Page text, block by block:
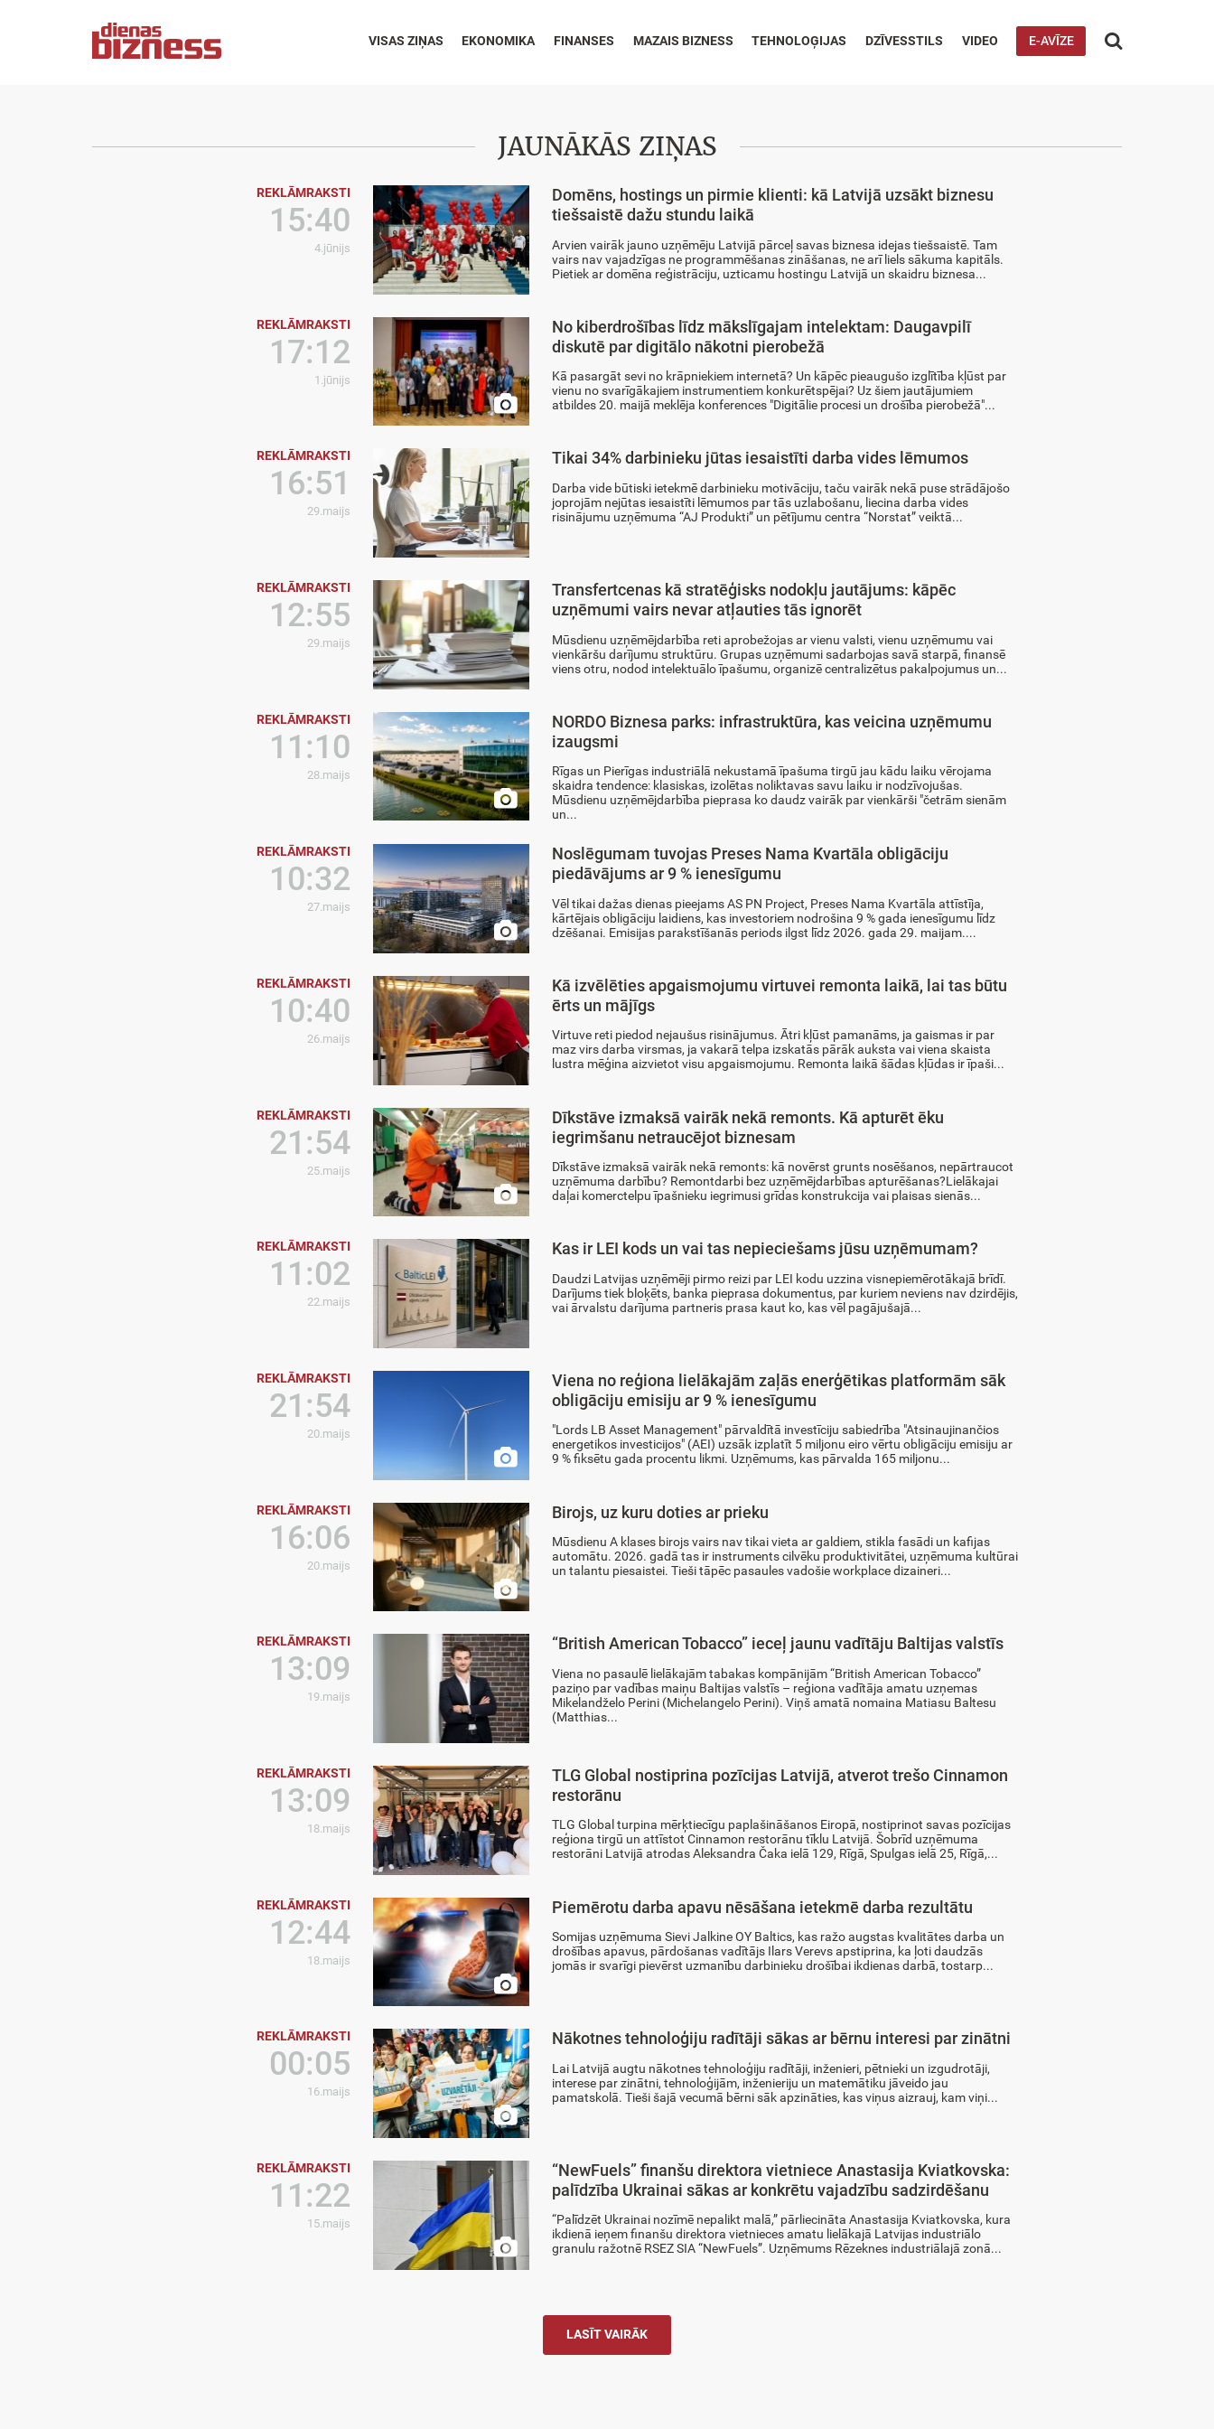
VISAS ZIŅAS EKONOMIKA FINANSES MAZAIS BIZNESS TEHNOLOĢIJAS DZĪVESSTILS VIDEO E-AVĪZE 
JAUNĀKĀS ZIŅAS
REKLĀMRAKSTI
15:40
4.jūnijs
Domēns, hostings un pirmie klienti: kā Latvijā uzsākt biznesu
tiešsaistē dažu stundu laikā
Arvien vairāk jauno uzņēmēju Latvijā pārceļ savas biznesa idejas tiešsaistē. Tam
vairs nav vajadzīgas ne programmēšanas zināšanas, ne arī liels sākuma kapitāls.
Pietiek ar domēna reģistrāciju, uzticamu hostingu Latvijā un skaidru biznesa...
REKLĀMRAKSTI
17:12
1.jūnijs

No kiberdrošības līdz mākslīgajam intelektam: Daugavpilī
diskutē par digitālo nākotni pierobežā
Kā pasargāt sevi no krāpniekiem internetā? Un kāpēc pieaugušo izglītība kļūst par
vienu no svarīgākajiem instrumentiem konkurētspējai? Uz šiem jautājumiem
atbildes 20. maijā meklēja konferences "Digitālie procesi un drošība pierobežā"...
REKLĀMRAKSTI
16:51
29.maijs
Tikai 34% darbinieku jūtas iesaistīti darba vides lēmumos
Darba vide būtiski ietekmē darbinieku motivāciju, taču vairāk nekā puse strādājošo
joprojām nejūtas iesaistīti lēmumos par tās uzlabošanu, liecina darba vides
risinājumu uzņēmuma “AJ Produkti” un pētījumu centra “Norstat” veiktā...
REKLĀMRAKSTI
12:55
29.maijs
Transfertcenas kā stratēģisks nodokļu jautājums: kāpēc
uzņēmumi vairs nevar atļauties tās ignorēt
Mūsdienu uzņēmējdarbība reti aprobežojas ar vienu valsti, vienu uzņēmumu vai
vienkāršu darījumu struktūru. Grupas uzņēmumi sadarbojas savā starpā, finansē
viens otru, nodod intelektuālo īpašumu, organizē centralizētus pakalpojumus un...
REKLĀMRAKSTI
11:10
28.maijs

NORDO Biznesa parks: infrastruktūra, kas veicina uzņēmumu
izaugsmi
Rīgas un Pierīgas industriālā nekustamā īpašuma tirgū jau kādu laiku vērojama
skaidra tendence: klasiskas, izolētas noliktavas savu laiku ir nodzīvojušas.
Mūsdienu uzņēmējdarbība pieprasa ko daudz vairāk par vienkārši "četrām sienām
un...
REKLĀMRAKSTI
10:32
27.maijs

Noslēgumam tuvojas Preses Nama Kvartāla obligāciju
piedāvājums ar 9 % ienesīgumu
Vēl tikai dažas dienas pieejams AS PN Project, Preses Nama Kvartāla attīstīja,
kārtējais obligāciju laidiens, kas investoriem nodrošina 9 % gada ienesīgumu līdz
dzēšanai. Emisijas parakstīšanās periods ilgst līdz 2026. gada 29. maijam....
REKLĀMRAKSTI
10:40
26.maijs
Kā izvēlēties apgaismojumu virtuvei remonta laikā, lai tas būtu
ērts un mājīgs
Virtuve reti piedod nejaušus risinājumus. Ātri kļūst pamanāms, ja gaismas ir par
maz virs darba virsmas, ja vakarā telpa izskatās pārāk auksta vai viena skaista
lustra mēģina aizvietot visu apgaismojumu. Remonta laikā šādas kļūdas ir īpaši...
REKLĀMRAKSTI
21:54
25.maijs

Dīkstāve izmaksā vairāk nekā remonts. Kā apturēt ēku
iegrimšanu netraucējot biznesam
Dīkstāve izmaksā vairāk nekā remonts: kā novērst grunts nosēšanos, nepārtraucot
uzņēmuma darbību? Remontdarbi bez uzņēmējdarbības apturēšanas?Lielākajai
daļai komerctelpu īpašnieku iegrimusi grīdas konstrukcija vai plaisas sienās...
REKLĀMRAKSTI
11:02
22.maijs
Kas ir LEI kods un vai tas nepieciešams jūsu uzņēmumam?
Daudzi Latvijas uzņēmēji pirmo reizi par LEI kodu uzzina visnepiemērotākajā brīdī.
Darījums tiek bloķēts, banka pieprasa dokumentus, par kuriem neviens nav dzirdējis,
vai ārvalstu darījuma partneris prasa kaut ko, kas vēl pagājušajā...
REKLĀMRAKSTI
21:54
20.maijs

Viena no reģiona lielākajām zaļās enerģētikas platformām sāk
obligāciju emisiju ar 9 % ienesīgumu
"Lords LB Asset Management" pārvaldītā investīciju sabiedrība "Atsinaujinančios
energetikos investicijos" (AEI) uzsāk izplatīt 5 miljonu eiro vērtu obligāciju emisiju ar
9 % fiksētu gada procentu likmi. Uzņēmums, kas pārvalda 165 miljonu...
REKLĀMRAKSTI
16:06
20.maijs

Birojs, uz kuru doties ar prieku
Mūsdienu A klases birojs vairs nav tikai vieta ar galdiem, stikla fasādi un kafijas
automātu. 2026. gadā tas ir instruments cilvēku produktivitātei, uzņēmuma kultūrai
un talantu piesaistei. Tieši tāpēc pasaules vadošie workplace dizaineri...
REKLĀMRAKSTI
13:09
19.maijs
“British American Tobacco” ieceļ jaunu vadītāju Baltijas valstīs
Viena no pasaulē lielākajām tabakas kompānijām “British American Tobacco”
paziņo par vadības maiņu Baltijas valstīs – reģiona vadītāja amatu uzņemas
Mikelandželo Perini (Michelangelo Perini). Viņš amatā nomaina Matiasu Baltesu
(Matthias...
REKLĀMRAKSTI
13:09
18.maijs
TLG Global nostiprina pozīcijas Latvijā, atverot trešo Cinnamon
restorānu
TLG Global turpina mērķtiecīgu paplašināšanos Eiropā, nostiprinot savas pozīcijas
reģiona tirgū un attīstot Cinnamon restorānu tīklu Latvijā. Šobrīd uzņēmuma
restorāni Latvijā atrodas Aleksandra Čaka ielā 129, Rīgā, Spulgas ielā 25, Rīgā,...
REKLĀMRAKSTI
12:44
18.maijs

Piemērotu darba apavu nēsāšana ietekmē darba rezultātu
Somijas uzņēmuma Sievi Jalkine OY Baltics, kas ražo augstas kvalitātes darba un
drošības apavus, pārdošanas vadītājs Ilars Verevs apstiprina, ka ļoti daudzās
jomās ir svarīgi pievērst uzmanību darbinieku drošībai ikdienas darbā, tostarp...
REKLĀMRAKSTI
00:05
16.maijs

Nākotnes tehnoloģiju radītāji sākas ar bērnu interesi par zinātni
Lai Latvijā augtu nākotnes tehnoloģiju radītāji, inženieri, pētnieki un izgudrotāji,
interese par zinātni, tehnoloģijām, inženieriju un matemātiku jāveido jau
pamatskolā. Tieši šajā vecumā bērni sāk apzināties, kas viņus aizrauj, kam viņi...
REKLĀMRAKSTI
11:22
15.maijs

“NewFuels” finanšu direktora vietniece Anastasija Kviatkovska:
palīdzība Ukrainai sākas ar konkrētu vajadzību sadzirdēšanu
“Palīdzēt Ukrainai nozīmē nepalikt malā,” pārliecināta Anastasija Kviatkovska, kura
ikdienā ieņem finanšu direktora vietnieces amatu lielākajā Latvijas industriālo
granulu ražotnē RSEZ SIA “NewFuels”. Uzņēmums Rēzeknes industriālajā zonā...
LASĪT VAIRĀK